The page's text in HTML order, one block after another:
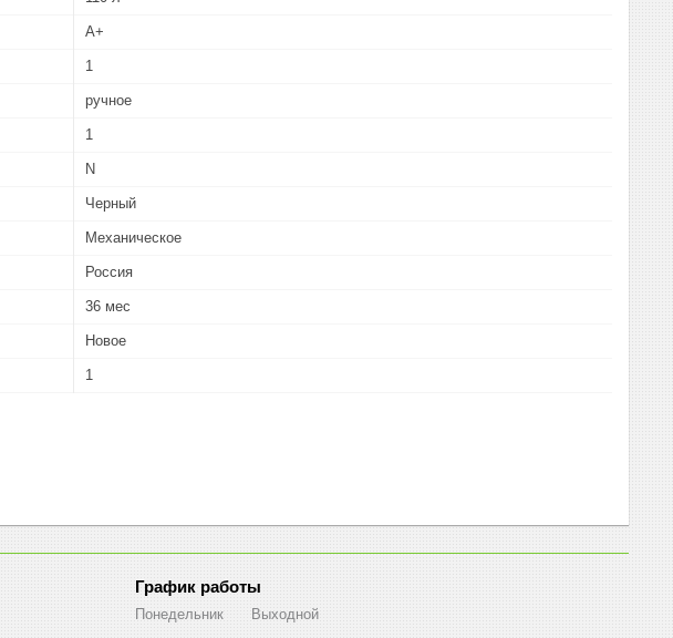
A+
1
ручное
1
N
Черный
Механическое
Россия
36 мес
Новое
1
График работы
Понедельник
Выходной